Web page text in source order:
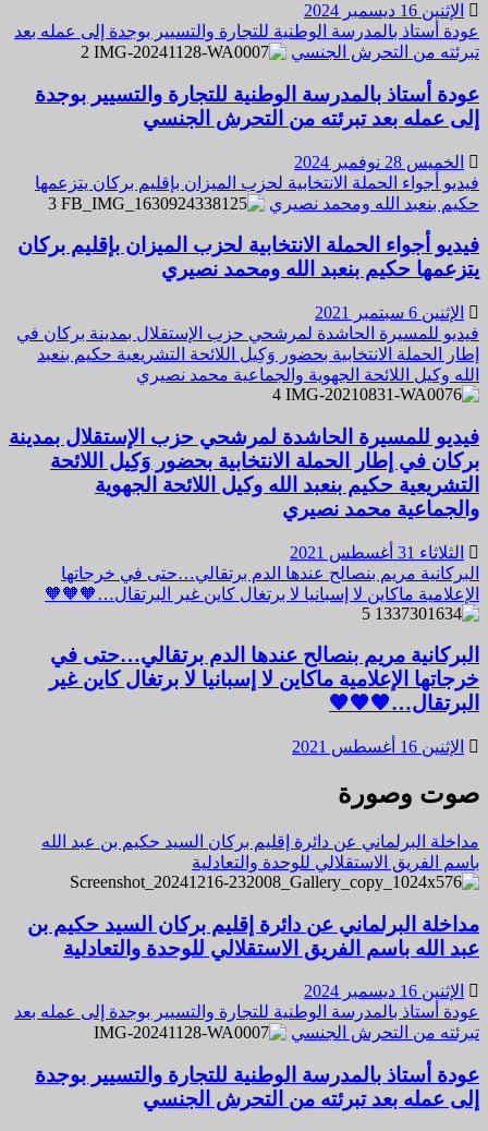
الإثنين 16 ديسمبر 2024
عودة أستاذ بالمدرسة الوطنية للتجارة والتسيير بوجدة إلى عمله بعد
تبرئته من التحرش الجنسي
2
عودة أستاذ بالمدرسة الوطنية للتجارة والتسيير بوجدة
إلى عمله بعد تبرئته من التحرش الجنسي
الخميس 28 نوفمبر 2024
فيديو أجواء الحملة الانتخابية لحزب الميزان بإقليم بركان يتزعمها
حكيم بنعبد الله ومحمد نصيري
3
فيديو أجواء الحملة الانتخابية لحزب الميزان بإقليم بركان
يتزعمها حكيم بنعبد الله ومحمد نصيري
الإثنين 6 سبتمبر 2021
فيديو للمسيرة الحاشدة لمرشحي حزب الإستقلال بمدينة بركان في
إطار الحملة الانتخابية بحضور وَكِيل اللائحة التشريعية حكيم بنعبد
الله وكيل اللائحة الجهوية والجماعية محمد نصيري
4
فيديو للمسيرة الحاشدة لمرشحي حزب الإستقلال بمدينة
بركان في إطار الحملة الانتخابية بحضور وَكِيل اللائحة
التشريعية حكيم بنعبد الله وكيل اللائحة الجهوية
والجماعية محمد نصيري
الثلاثاء 31 أغسطس 2021
البركانية مريم بنصالح عندها الدم برتقالي…حتى في خرجاتها
الإعلامية ماكاين لا إسبانيا لا برتغال كاين غير البرتقال…🧡🧡🧡
5
البركانية مريم بنصالح عندها الدم برتقالي…حتى في
خرجاتها الإعلامية ماكاين لا إسبانيا لا برتغال كاين غير
البرتقال…🧡🧡🧡
الإثنين 16 أغسطس 2021
صوت وصورة
مداخلة البرلماني عن دائرة إقليم بركان السيد حكيم بن عبد الله
باسم الفريق الاستقلالي للوحدة والتعادلية
مداخلة البرلماني عن دائرة إقليم بركان السيد حكيم بن
عبد الله باسم الفريق الاستقلالي للوحدة والتعادلية
الإثنين 16 ديسمبر 2024
عودة أستاذ بالمدرسة الوطنية للتجارة والتسيير بوجدة إلى عمله بعد
تبرئته من التحرش الجنسي
عودة أستاذ بالمدرسة الوطنية للتجارة والتسيير بوجدة
إلى عمله بعد تبرئته من التحرش الجنسي